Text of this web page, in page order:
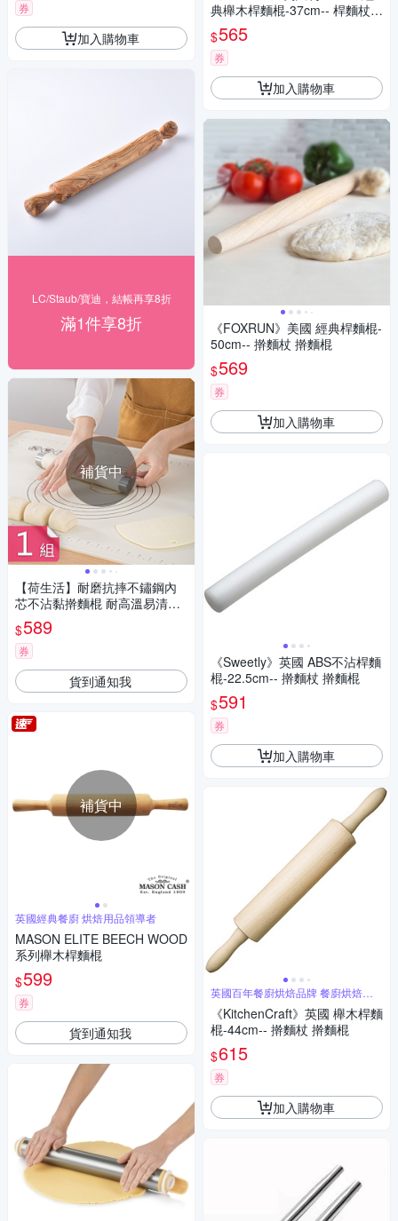
券
加入購物車
LC/Staub/寶迪，結帳再享8折
滿1件享8折
補貨中
【荷生活】耐磨抗摔不鏽鋼內
芯不沾黏擀麵棍 耐高溫易清洗
不易變形揉麵墊-1組
$589
券
貨到通知我
補貨中
英國經典餐廚 烘焙用品領導者
MASON ELITE BEECH WOOD
系列櫸木桿麵棍
$599
券
貨到通知我
典櫸木桿麵棍-37cm-- 桿麵杖
揉麵棍 擀麵棍
$565
券
加入購物車
《FOXRUN》美國 經典桿麵棍-
50cm-- 擀麵杖 擀麵棍
$569
券
加入購物車
《Sweetly》英國 ABS不沾桿麵
棍-22.5cm-- 擀麵杖 擀麵棍
$591
券
加入購物車
英國百年餐廚烘焙品牌 餐廚烘焙用
具首選
《KitchenCraft》英國 櫸木桿麵
棍-44cm-- 擀麵杖 擀麵棍
$615
券
加入購物車